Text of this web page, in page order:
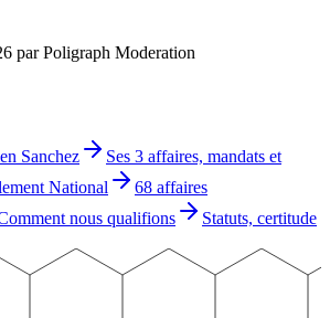
par Poligraph Moderation
Sanchez
Ses 3 affaires, mandats et
National
68 affaires
nous qualifions
Statuts, certitude